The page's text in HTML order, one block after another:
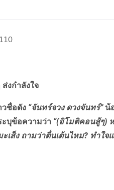
110
งกำลังใจ
ชื่อดัง “จันทร์จวง ดวงจันทร์”น้
บุข้อความว่า “(อิโมติคอนสู้ๆ)
ะเส็ง ถามว่าตื่นเต้นไหม? ทำใจ